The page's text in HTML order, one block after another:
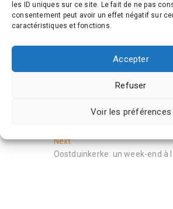
les ID uniques sur ce site. Le fait de ne pas
consentement peut avoir un effet négatif sur
caractéristiques et fonctions.
Accepter
Refuser
Voir les préférences
Ce site utilise Akismet pour réduire
indésirables.En savoir plus sur la
les données de vos commentaires
Navigation
de
l’article
Previous
NextNext
post:
Oostduinkerke: un week-end à